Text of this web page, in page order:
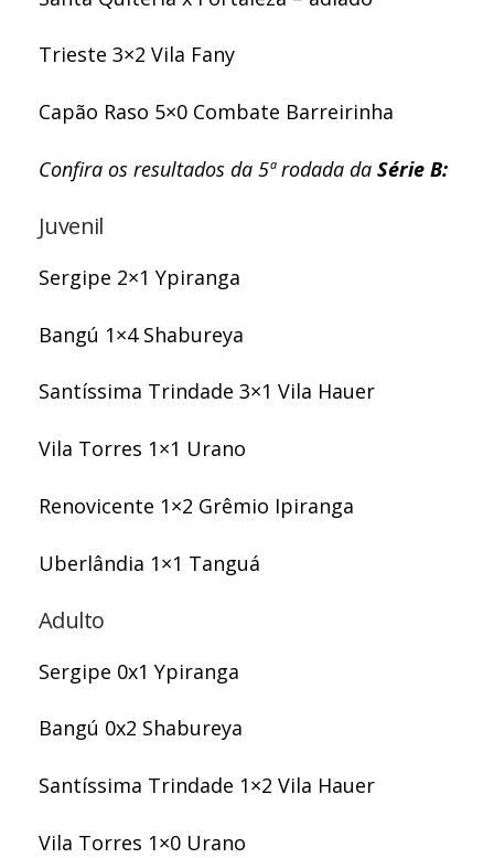
Trieste 3×2 Vila Fany
Capão Raso 5×0 Combate Barreirinha
Confira os resultados da 5ª rodada daSérie B:
Juvenil
Sergipe 2×1 Ypiranga
Bangú 1×4 Shabureya
Santíssima Trindade 3×1 Vila Hauer
Vila Torres 1×1 Urano
Renovicente 1×2 Grêmio Ipiranga
Uberlândia 1×1 Tanguá
Adulto
Sergipe 0x1 Ypiranga
Bangú 0x2 Shabureya
Santíssima Trindade 1×2 Vila Hauer
Vila Torres 1×0 Urano